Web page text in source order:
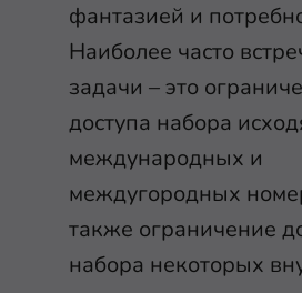
фантазией и
Наиболее часто
задачи – это
доступа набора
международных и
междугородных
также ограничение
набора некоторых